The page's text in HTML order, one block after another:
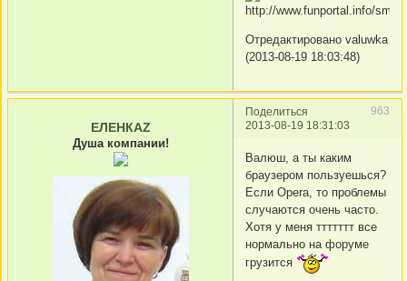
Отредактировано valuwka
(2013-08-19 18:03:48)
Поделиться
963
2013-08-19 18:31:03
ЕЛЕНКАZ
Душа компании!
Валюш, а ты каким
браузером пользуешься?
Если Opera, то проблемы
случаются очень часто.
Хотя у меня ттттттт все
нормально на форуме
грузится